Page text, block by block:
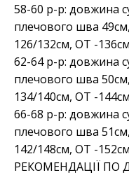
58-60 р-р: довжина
плечового шва
126/132см, ОТ -
62-64 р-р: довжина
плечового шва
134/140см, ОТ -
66-68 р-р: довжина
плечового шва
142/148см, ОТ -
РЕКОМЕНДАЦІЇ ПО